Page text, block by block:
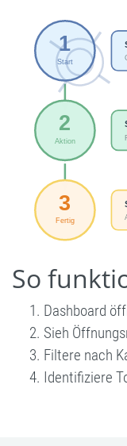
So
Dashboard
Sieh
Filtere nach
Identifiziere